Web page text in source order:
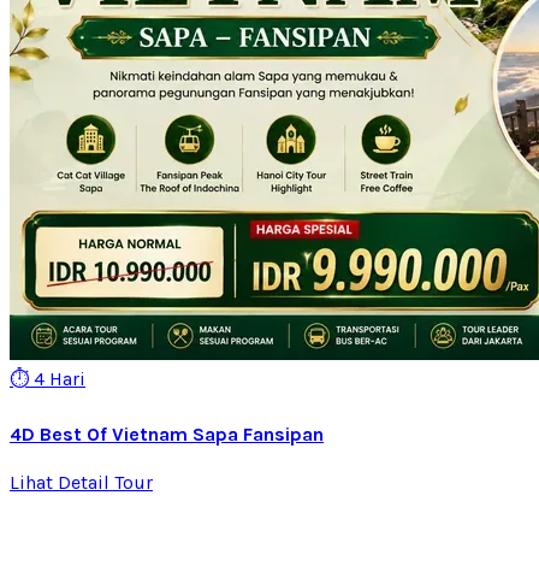
⏱️ 4 Hari
4D Best Of Vietnam Sapa Fansipan
Lihat Detail Tour